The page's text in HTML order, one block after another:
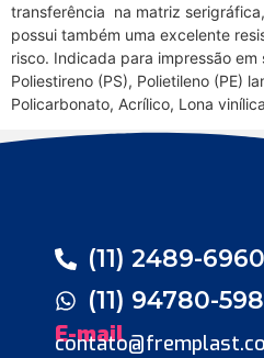
transferência na matriz
possui também uma excelente
risco. Indicada para impressão
Poliestireno (PS), Polietileno (PE)
Policarbonato, Acrílico, Lona
(11) 2489-6960
(11) 94780-
E-mail